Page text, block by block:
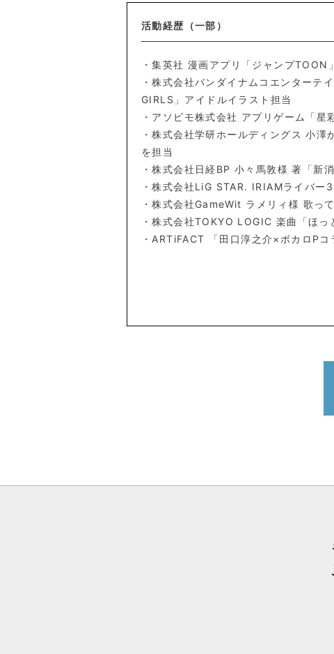
活動経歴（一部）
・集英社 漫画アプリ「ジャンプ
・株式会社バンダイナムコエンター
GIRLS」アイドルイラスト担当
・アソビモ株式会社 アプリゲーム「
・株式会社学研ホールディングス 小
を担当
・株式会社日経BP 小々馬敦様 著「新
・株式会社LiG STAR. IRIAMライバー
・株式会社GameWit ラメリィ様 歌っ
・株式会社TOKYO LOGIC 楽曲「ほ
・ARTiFACT 「田口淳之介×ボカロP